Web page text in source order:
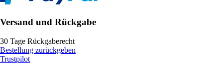
Versand und Rückgabe
30 Tage Rückgaberecht
Bestellung zurückgeben
Trustpilot